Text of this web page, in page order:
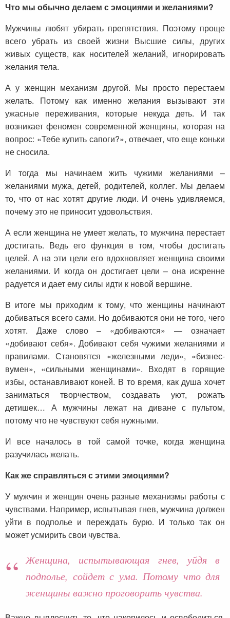
Что мы обычно делаем с эмоциями и желаниями?
Мужчины любят убирать препятствия. Поэтому проще
всего убрать из своей жизни Высшие силы, других
живых существ, как носителей желаний, игнорировать
желания тела.
А у женщин механизм другой. Мы просто перестаем
желать. Потому как именно желания вызывают эти
ужасные переживания, которые некуда деть. И так
возникает феномен современной женщины, которая на
вопрос: «Тебе купить сапоги?», отвечает, что еще коньки
не сносила.
И тогда мы начинаем жить чужими желаниями –
желаниями мужа, детей, родителей, коллег. Мы делаем
то, что от нас хотят другие люди. И очень удивляемся,
почему это не приносит удовольствия.
А если женщина не умеет желать, то мужчина перестает
достигать. Ведь его функция в том, чтобы достигать
целей. А на эти цели его вдохновляет женщина своими
желаниями. И когда он достигает цели – она искренне
радуется и дает ему силы идти к новой вершине.
В итоге мы приходим к тому, что женщины начинают
добиваться всего сами. Но добиваются они не того, чего
хотят. Даже слово – «добиваются» — означает
«добивают себя». Добивают себя чужими желаниями и
правилами. Становятся «железными леди», «бизнес-
вумен», «сильными женщинами». Входят в горящие
избы, останавливают коней. В то время, как душа хочет
заниматься творчеством, создавать уют, рожать
детишек… А мужчины лежат на диване с пультом,
потому что не чувствуют себя нужными.
И все началось в той самой точке, когда женщина
разучилась желать.
Как же справляться с этими эмоциями?
У мужчин и женщин очень разные механизмы работы с
чувствами. Например, испытывая гнев, мужчина должен
уйти в подполье и переждать бурю. И только так он
может усмирить свои чувства.
Женщина, испытывающая гнев, уйдя в
подполье, сойдет с ума. Потому что для
женщины важно проговорить чувства.